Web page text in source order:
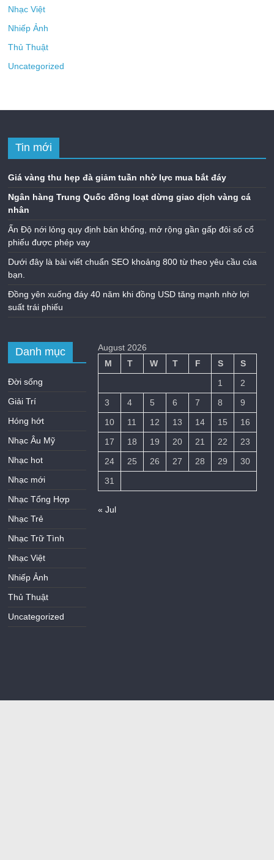
Nhạc Việt
Nhiếp Ảnh
Thủ Thuật
Uncategorized
Tin mới
Giá vàng thu hẹp đà giảm tuần nhờ lực mua bắt đáy
Ngân hàng Trung Quốc đồng loạt dừng giao dịch vàng cá
nhân
Ấn Độ nới lỏng quy định bán khống, mở rộng gần gấp đôi số cổ
phiếu được phép vay
Dưới đây là bài viết chuẩn SEO khoảng 800 từ theo yêu cầu của
bạn.
Đồng yên xuống đáy 40 năm khi đồng USD tăng mạnh nhờ lợi
suất trái phiếu
Danh mục
Đời sống
Giải Trí
Hóng hớt
Nhạc Âu Mỹ
Nhạc hot
Nhạc mới
Nhạc Tổng Hợp
Nhạc Trẻ
Nhạc Trữ Tình
Nhạc Việt
Nhiếp Ảnh
Thủ Thuật
Uncategorized
August 2026
M
T W T F S
S
1
2
3
4 5 6 7 8
9
10
11 12 13 14 15
16
17
18 19 20 21 22
23
24
25 26 27 28 29
30
31
« Jul